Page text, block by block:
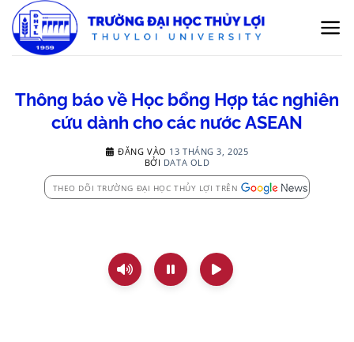
qua
nội
Thông báo về Học bổng Hợp tác nghiên
cứu dành cho các nước ASEAN
ĐĂNG VÀO 13 THÁNG 3, 2025
BỞI DATA OLD
THEO DÕI TRƯỜNG ĐẠI HỌC THỦY LỢI TRÊN